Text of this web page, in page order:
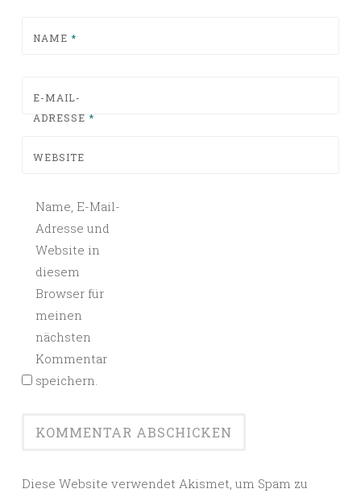
NAME *
E-MAIL-
ADRESSE *
WEBSITE
Name, E-Mail-
Adresse und
Website in
diesem
Browser für
meinen
nächsten
Kommentar
speichern.
Diese Website verwendet Akismet, um Spam zu